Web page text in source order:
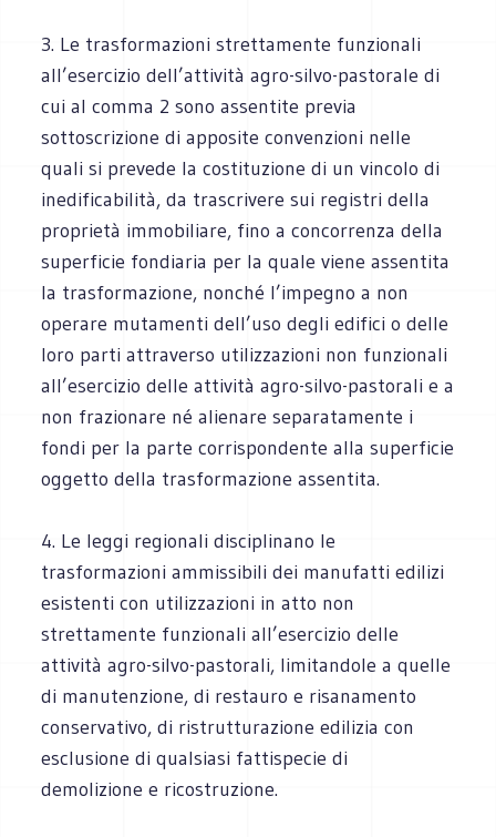
3. Le trasformazioni strettamente funzionali
all’esercizio dell’attività agro-silvo-pastorale di
cui al comma 2 sono assentite previa
sottoscrizione di apposite convenzioni nelle
quali si prevede la costituzione di un vincolo di
inedificabilità, da trascrivere sui registri della
proprietà immobiliare, fino a concorrenza della
superficie fondiaria per la quale viene assentita
la trasformazione, nonché l’impegno a non
operare mutamenti dell’uso degli edifici o delle
loro parti attraverso utilizzazioni non funzionali
all’esercizio delle attività agro-silvo-pastorali e a
non frazionare né alienare separatamente i
fondi per la parte corrispondente alla superficie
oggetto della trasformazione assentita.
4. Le leggi regionali disciplinano le
trasformazioni ammissibili dei manufatti edilizi
esistenti con utilizzazioni in atto non
strettamente funzionali all’esercizio delle
attività agro-silvo-pastorali, limitandole a quelle
di manutenzione, di restauro e risanamento
conservativo, di ristrutturazione edilizia con
esclusione di qualsiasi fattispecie di
demolizione e ricostruzione.